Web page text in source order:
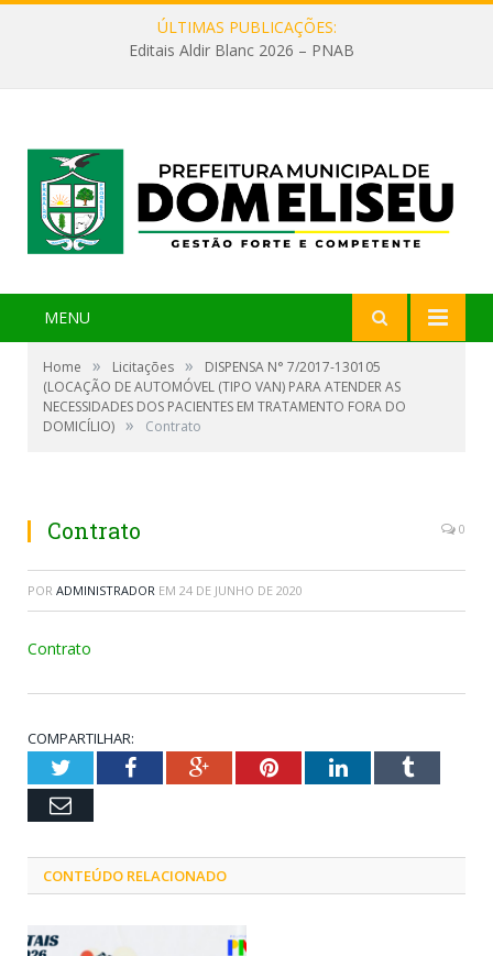
ÚLTIMAS PUBLICAÇÕES:
Editais Aldir Blanc 2026 – PNAB
MENU
Home » Licitações »
DISPENSA N° 7/2017-130105
(LOCAÇÃO DE AUTOMÓVEL (TIPO VAN) PARA ATENDER AS
NECESSIDADES DOS PACIENTES EM TRATAMENTO FORA DO
DOMICÍLIO) » Contrato
Contrato 0
POR ADMINISTRADOR EM 24 DE JUNHO DE 2020
Contrato
COMPARTILHAR:
TwitterFacebookGoogle+PinterestLinkedInTumblr
Email
CONTEÚDO RELACIONADO